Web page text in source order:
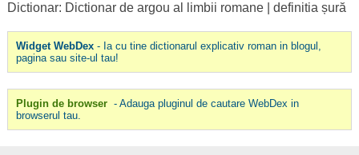
Dictionar: Dictionar de argou al limbii romane| definitia șură
Widget WebDex- Ia cu tine dictionarul explicativ roman in blogul,
pagina sau site-ul tau!
Plugin de browser - Adauga pluginul de cautare WebDex in
browserul tau.